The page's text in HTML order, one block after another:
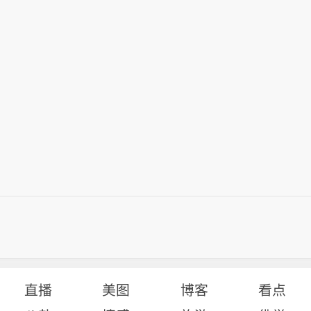
直播 美图 博客
看点